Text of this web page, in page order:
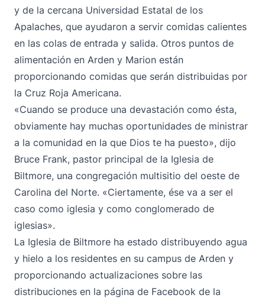
y de la cercana Universidad Estatal de los
Apalaches, que ayudaron a servir comidas calientes
en las colas de entrada y salida. Otros puntos de
alimentación en Arden y Marion están
proporcionando comidas que serán distribuidas por
la Cruz Roja Americana.
«Cuando se produce una devastación como ésta,
obviamente hay muchas oportunidades de ministrar
a la comunidad en la que Dios te ha puesto», dijo
Bruce Frank, pastor principal de la Iglesia de
Biltmore, una congregación multisitio del oeste de
Carolina del Norte. «Ciertamente, ése va a ser el
caso como iglesia y como conglomerado de
iglesias».
La Iglesia de Biltmore ha estado distribuyendo agua
y hielo a los residentes en su campus de Arden y
proporcionando actualizaciones sobre las
distribuciones en la página de Facebook de la